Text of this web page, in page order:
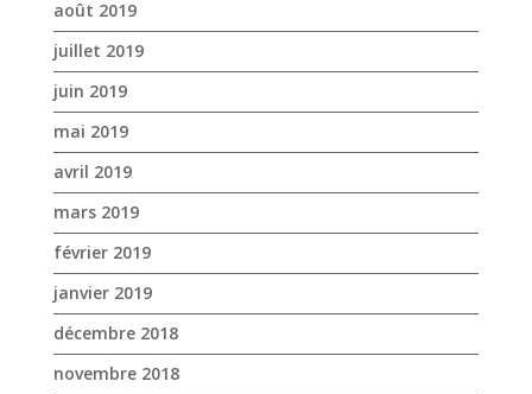
août 2019
juillet 2019
juin 2019
mai 2019
avril 2019
mars 2019
février 2019
janvier 2019
décembre 2018
novembre 2018